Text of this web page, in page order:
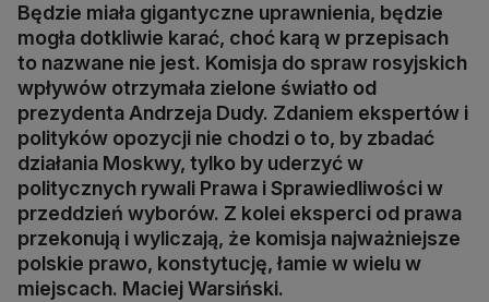
Będzie miała gigantyczne uprawnienia, będzie
mogła dotkliwie karać, choć karą w przepisach
to nazwane nie jest. Komisja do spraw rosyjskich
wpływów otrzymała zielone światło od
prezydenta Andrzeja Dudy. Zdaniem ekspertów i
polityków opozycji nie chodzi o to, by zbadać
działania Moskwy, tylko by uderzyć w
politycznych rywali Prawa i Sprawiedliwości w
przeddzień wyborów. Z kolei eksperci od prawa
przekonują i wyliczają, że komisja najważniejsze
polskie prawo, konstytucję, łamie w wielu w
miejscach. Maciej Warsiński.